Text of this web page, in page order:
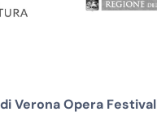
Verona Opera Festival